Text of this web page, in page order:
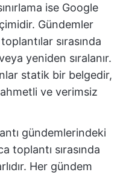
ise Google
Gündemler
sırasında
yeniden sıralanır.
statik bir belgedir,
ve verimsiz
gündemlerindeki
toplantı sırasında
Her gündem